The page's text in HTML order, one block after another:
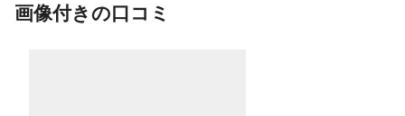
画像付きの口コミ